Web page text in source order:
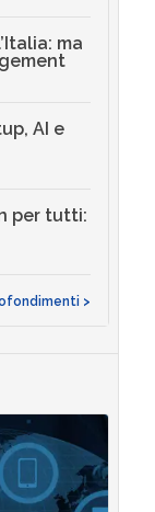
ma
AI e
per tutti:
>